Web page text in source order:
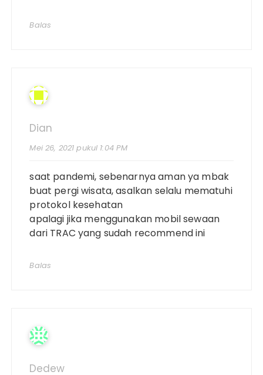
Balas
Dian
Mei 26, 2021 pukul 1:04 PM
saat pandemi, sebenarnya aman ya mbak
buat pergi wisata, asalkan selalu mematuhi
protokol kesehatan
apalagi jika menggunakan mobil sewaan
dari TRAC yang sudah recommend ini
Balas
Dedew